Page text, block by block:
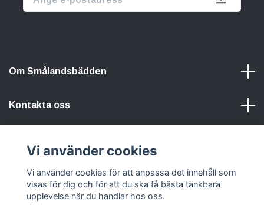
Om Smålandsbädden
Kontakta oss
Sociala medier
Vi använder cookies
Vi använder cookies för att anpassa det innehåll som
visas för dig och för att du ska få bästa tänkbara
upplevelse när du handlar hos oss.